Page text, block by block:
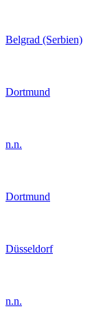
Belgrad (Serbien)
Dortmund
n.n.
Dortmund
Düsseldorf
n.n.